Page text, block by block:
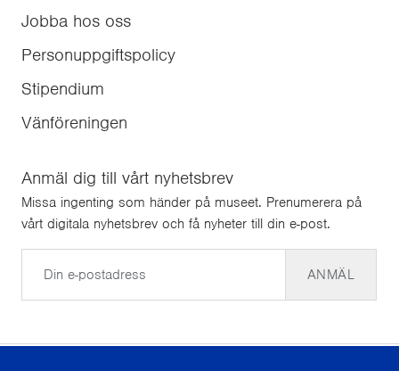
Jobba hos oss
Personuppgiftspolicy
Stipendium
Vänföreningen
Anmäl dig till vårt nyhetsbrev
Missa ingenting som händer på museet. Prenumerera på
vårt digitala nyhetsbrev och få nyheter till din e-post.
ANMÄL